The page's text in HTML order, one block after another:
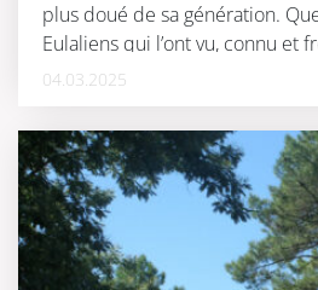
plus doué de sa génération.
Eulaliens qui l’ont vu, connu et
04.03.2025